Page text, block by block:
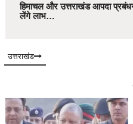
हिमाचल और उत्तराखंड आपदा
लेंगे लाभ…
उत्तराखंड